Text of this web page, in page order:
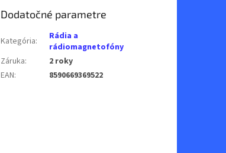
Dodatočné parametre
Kategória:
Rádia a
rádiomagnetofóny
Záruka:
2 roky
EAN: 8590669369522